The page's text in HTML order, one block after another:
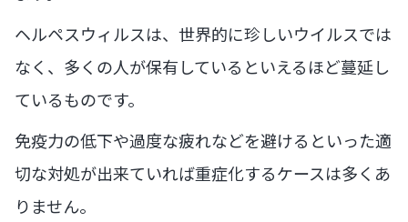
ヘルペスウィルスは、世界的に珍しいウイルスでは
なく、多くの人が保有しているといえるほど蔓延し
ているものです。
免疫力の低下や過度な疲れなどを避けるといった適
切な対処が出来ていれば重症化するケースは多くあ
りません。